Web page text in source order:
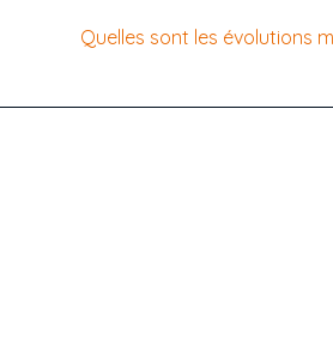
Quelles sont les évolutions